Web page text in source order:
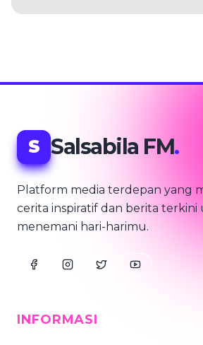
S Salsabila FM.
Platform media terdepan yang
cerita inspiratif dan berita
menemani hari-harimu.
INFORMASI